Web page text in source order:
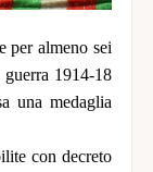
per almeno sei
1914-18
una medaglia
con decreto